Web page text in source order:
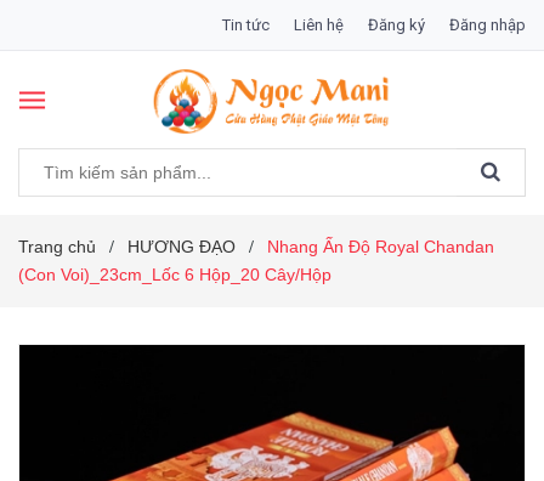
Tin tức Liên hệ Đăng ký Đăng nhập
Trang chủ / HƯƠNG ĐẠO /
Nhang Ấn Độ Royal Chandan
(Con Voi)_23cm_Lốc 6 Hộp_20 Cây/Hộp